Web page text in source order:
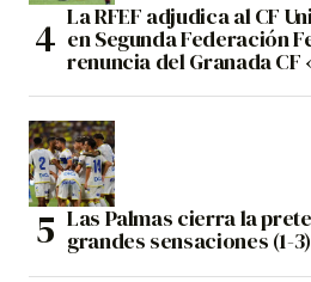
La RFEF adjudica al CF
en Segunda Federación
renuncia del Granada CF
Las Palmas cierra la
grandes sensaciones (1-3)